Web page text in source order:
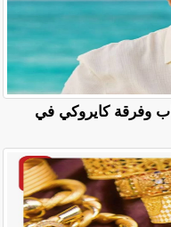
وفرقة كايروكي في